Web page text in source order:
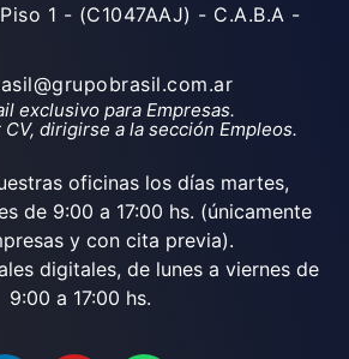
1 - (C1047AAJ) - C.A.B.A -
exclusivo para Empresas.
CV, dirigirse a la sección Empleos.
oficinas los días martes,
de 9:00 a 17:00 hs. (únicamente
y con cita previa).
digitales, de lunes a viernes de
9:00 a 17:00 hs.